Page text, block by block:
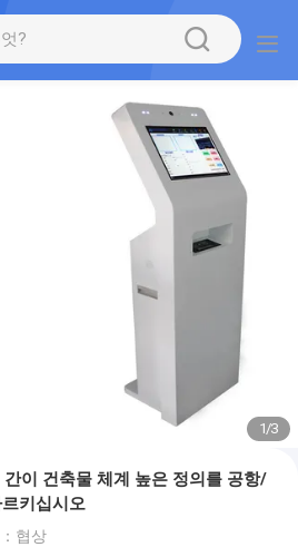
1/3
이 건축물 체계 높은 정의를 공항/
키십시오
협상